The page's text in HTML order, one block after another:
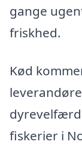
gange
friskhed.
Kød
fiskerier i